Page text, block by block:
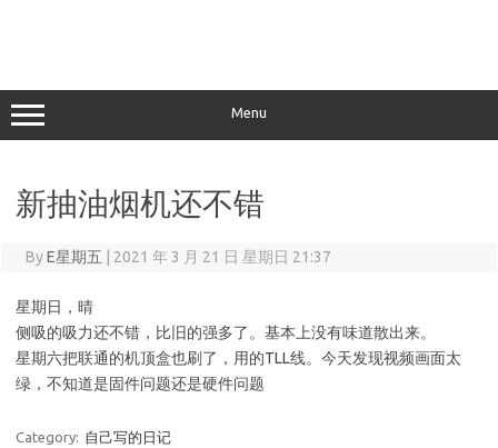
Menu
新抽油烟机还不错
ByE星期五 2021 年 3 月 21 日 星期日 21:37
星期日，晴
侧吸的吸力还不错，比旧的强多了。基本上没有味道散出来。
星期六把联通的机顶盒也刷了，用的TLL线。今天发现视频画面太
绿，不知道是固件问题还是硬件问题
Category: 自己写的日记